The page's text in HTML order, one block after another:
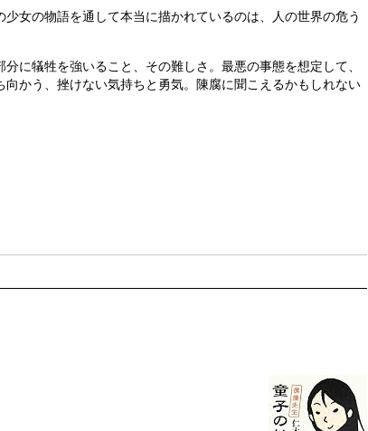
女の物語を通して本当に描かれているのは、人の世界の危う
に犠牲を強いること、その難しさ。最悪の事態を想定して、
かう、挫けない気持ちと勇気。陳腐に聞こえるかもしれない